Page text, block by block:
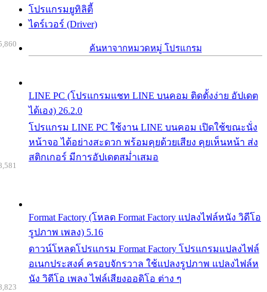
โปรแกรมยูทิลิตี้
ไดร์เวอร์ (Driver)
ค้นหาจากหมวดหมู่ โปรแกรม
LINE PC (โปรแกรมแชท LINE บนคอม ติดตั้งง่าย อัปเดต
ได้เอง) 26.2.0
โปรแกรม LINE PC ใช้งาน LINE บนคอม เปิดใช้ขณะนั่ง
หน้าจอ ได้อย่างสะดวก พร้อมคุยด้วยเสียง คุยเห็นหน้า ส่ง
สติกเกอร์ มีการอัปเดตสม่ำเสมอ
Format Factory (โหลด Format Factory แปลงไฟล์หนัง วิดีโอ
รูปภาพ เพลง) 5.16
ดาวน์โหลดโปรแกรม Format Factory โปรแกรมแปลงไฟล์
อเนกประสงค์ ครอบจักรวาล ใช้แปลงรูปภาพ แปลงไฟล์ห
นัง วิดีโอ เพลง ไฟล์เสียงออดิโอ ต่าง ๆ